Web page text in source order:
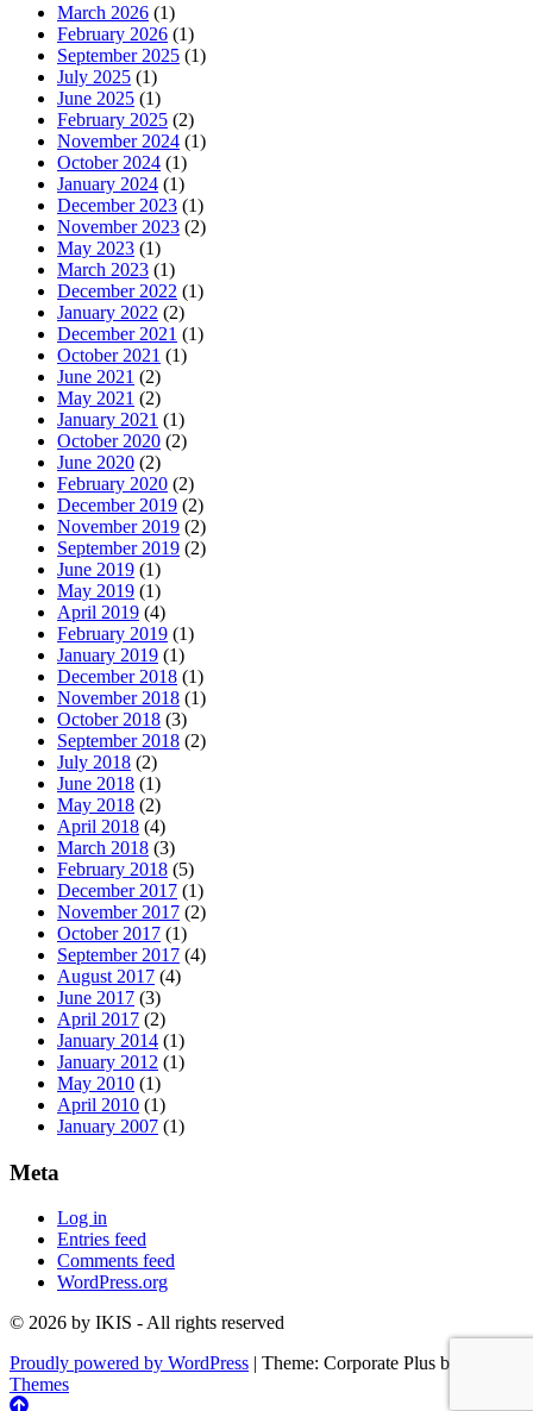
March 2026 (1)
February 2026 (1)
September 2025 (1)
July 2025 (1)
June 2025 (1)
February 2025 (2)
November 2024 (1)
October 2024 (1)
January 2024 (1)
December 2023 (1)
November 2023 (2)
May 2023 (1)
March 2023 (1)
December 2022 (1)
January 2022 (2)
December 2021 (1)
October 2021 (1)
June 2021 (2)
May 2021 (2)
January 2021 (1)
October 2020 (2)
June 2020 (2)
February 2020 (2)
December 2019 (2)
November 2019 (2)
September 2019 (2)
June 2019 (1)
May 2019 (1)
April 2019 (4)
February 2019 (1)
January 2019 (1)
December 2018 (1)
November 2018 (1)
October 2018 (3)
September 2018 (2)
July 2018 (2)
June 2018 (1)
May 2018 (2)
April 2018 (4)
March 2018 (3)
February 2018 (5)
December 2017 (1)
November 2017 (2)
October 2017 (1)
September 2017 (4)
August 2017 (4)
June 2017 (3)
April 2017 (2)
January 2014 (1)
January 2012 (1)
May 2010 (1)
April 2010 (1)
January 2007 (1)
Meta
Log in
Entries feed
Comments feed
WordPress.org
© 2026 by IKIS - All rights reserved
Proudly powered by WordPress | Theme: Corporate Plus by
Themes